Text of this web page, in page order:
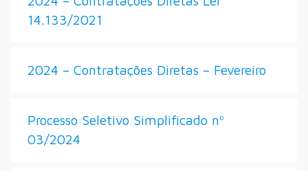
14.133/2021
2024 – Contratações Diretas – Fevereiro
Processo Seletivo Simplificado nº
03/2024